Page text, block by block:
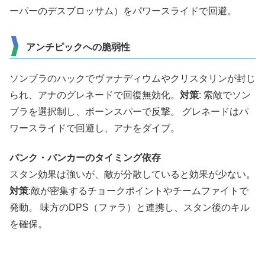
ーパーのデスブロッサム）をパワースライドで回避。
アンチピックへの脆弱性
ソンブラのハックでヴァナディウムやクリスタリンが封じ
られ、アナのグレネードで回復無効化。 対策: 索敵でソン
ブラを選択制し、ボーンスパーで反撃。 グレネードはパ
ワースライドで回避し、アナをダイブ。
パンク・バンカーのタイミング依存
スタン効果は強いが、敵が分散していると効果が少ない。
対策:敵が密集するチョークポイントやチームファイトで
発動。 味方のDPS（​​ファラ）と連携し、スタン後のキル
を確保。